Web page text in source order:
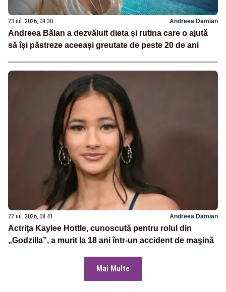
23 iul. 2026, 09:30 Andreea Damian
Andreea Bălan a dezvăluit dieta și rutina care o ajută
să își păstreze aceeași greutate de peste 20 de ani
22 iul. 2026, 08:41 Andreea Damian
Actriţa Kaylee Hottle, cunoscută pentru rolul din
„Godzilla”, a murit la 18 ani într-un accident de maşină
Mai Multe